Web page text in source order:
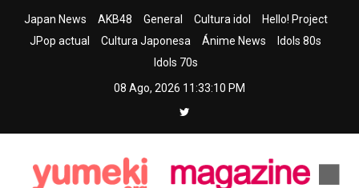
Japan News AKB48 General Cultura idol
Hello! Project
JPop actual
Cultura Japonesa Ánime News
Idols 80s
Idols 70s
08 Ago, 2026 11:33:12 PM